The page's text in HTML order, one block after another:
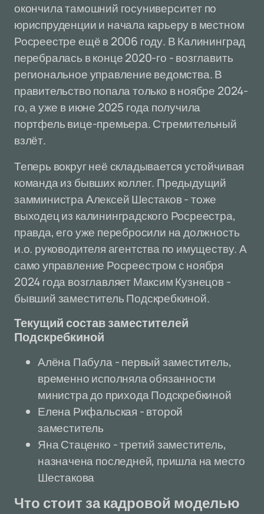
окончила тамошний госуниверситет по
юриспруденции и начала карьеру в местном
Росреестре ещё в 2006 году. В Калининград
перебралась в конце 2020-го - возглавить
региональное управление ведомства. В
правительство попала только в ноябре 2024-
го, а уже в июне 2025 года получила
портфель вице-премьера. Стремительный
взлёт.
Теперь вокруг неё складывается устойчивая
команда из бывших коллег. Предыдущий
замминистра Алексей Шестаков - тоже
выходец из калининградского Росреестра,
правда, его уже перебросили на должность
и.о. руководителя агентства по имуществу. А
само управление Росреестром с ноября
2024 года возглавляет Максим Кузнецов -
бывший заместитель Подскребкиной.
Текущий состав заместителей
Подскребкиной
Алёна Пабула - первый заместитель,
временно исполняла обязанности
министра до прихода Подскребкиной
Елена Рифальская - второй
заместитель
Яна Стаценко - третий заместитель,
назначена последней, пришла на место
Шестакова
Что стоит за кадровой моделью